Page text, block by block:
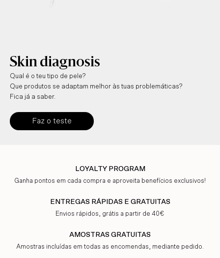
Skin diagnosis
Qual é o teu tipo de pele?
Que produtos se adaptam melhor às tuas problemáticas?
Fica já a saber.
Faz o teste
LOYALTY PROGRAM
Ganha pontos em cada compra e aproveita benefícios exclusivos!
ENTREGAS RÁPIDAS E GRATUITAS
Envios rápidos, grátis a partir de 40€
AMOSTRAS GRATUITAS
Amostras incluídas em todas as encomendas, mediante pedido.